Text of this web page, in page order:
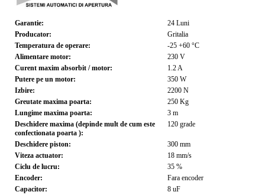
Garantie: 24 Luni
Producator:
Gritalia
Temperatura de operare:
-25 +60 °C
Alimentare motor:
230 V
Curent maxim absorbit / motor:
1.2 A
Putere pe un motor:
350 W
Izbire:
2200 N
Greutate maxima poarta:
250 Kg
Lungime maxima poarta:
3 m
Deschidere maxima (depinde mult de cum este
confectionata poarta ):
120 grade
Deschidere piston: 300 mm
Viteza actuator:
18 mm/s
Ciclu de lucru:
35 %
Encoder:
Fara encoder
Capacitor:
8 uF